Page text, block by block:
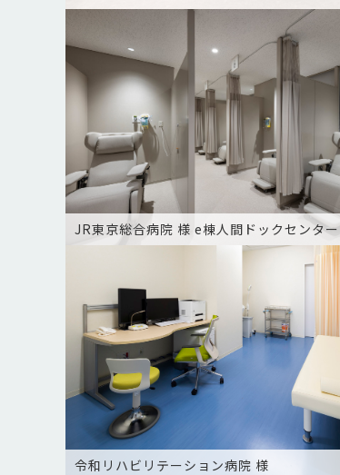
JR東京総合病院 様 e棟人間ドックセンター
令和リハビリテーション病院 様